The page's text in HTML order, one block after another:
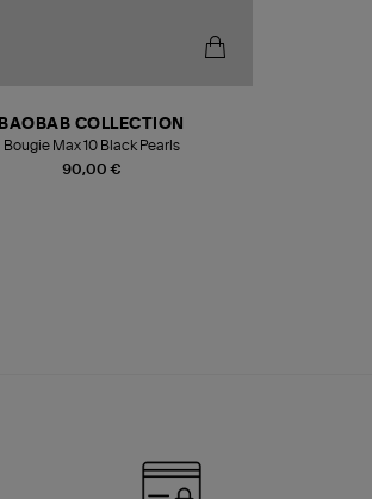
90,00 €
BAOBAB COLLECTION
Bougie Max 10 Black Pearls